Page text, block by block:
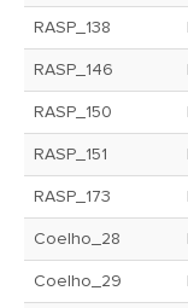
RASP_138
RASP_146
RASP_150
RASP_151
RASP_173
Coelho_28
Coelho_29